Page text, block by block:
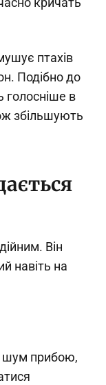
птахів
Подібно до
голосніше в
збільшують
Він
навіть на
шум прибою,